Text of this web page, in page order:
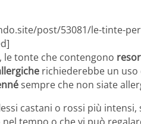
post/53081/le-tinte-
tonte che contengono
richiederebbe un uso
sempre che non siate
castani o rossi più